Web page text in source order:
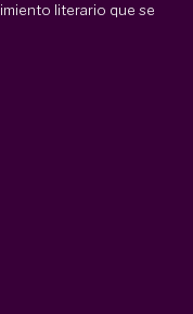
literario que se